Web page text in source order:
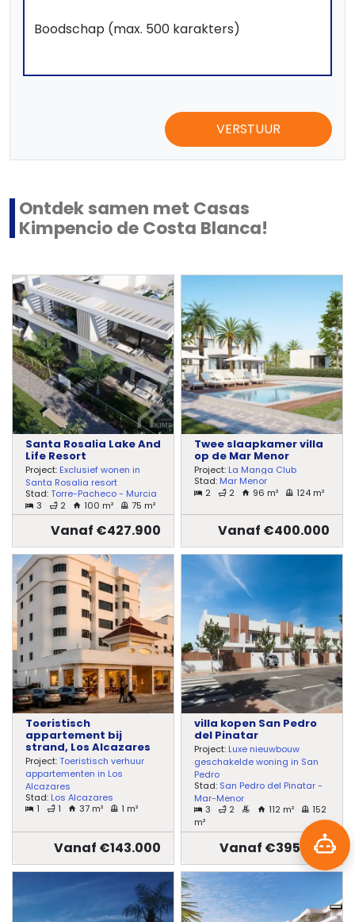
VERSTUUR
Ontdek samen met Casas
Kimpencio de Costa Blanca!
Santa Rosalia Lake And
Life Resort
Project: Exclusief wonen in
Santa Rosalia resort
Stad:Torre-Pacheco - Murcia
3
2 100 m² 75 m²
Vanaf €427.900
Twee slaapkamer villa
op de Mar Menor
Project: La Manga Club
Stad: Mar Menor
2
2 96 m² 124 m²
Vanaf €400.000
Toeristisch
appartement bij
strand, Los Alcazares
Project:Toeristisch verhuur
appartementen in Los
Alcazares
Stad: Los Alcazares
1
1 37 m² 1 m²
Vanaf €143.000
villa kopen San Pedro
del Pinatar
Project: Luxe nieuwbouw
geschakelde woning in San
Pedro
Stad: San Pedro del Pinatar -
Mar-Menor
3
2 112 m²
152
m²
Vanaf €395.000